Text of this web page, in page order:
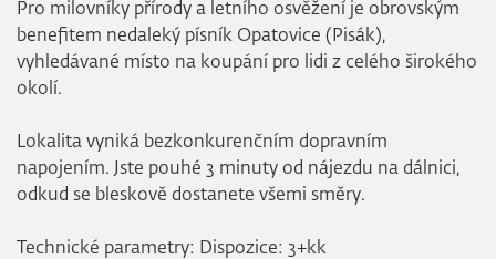
Pro milovníky přírody a letního osvěžení je obrovským
benefitem nedaleký písník Opatovice (Pisák),
vyhledávané místo na koupání pro lidi z celého širokého
okolí.
Lokalita vyniká bezkonkurenčním dopravním
napojením. Jste pouhé 3 minuty od nájezdu na dálnici,
odkud se bleskově dostanete všemi směry.
Technické parametry: Dispozice: 3+kk